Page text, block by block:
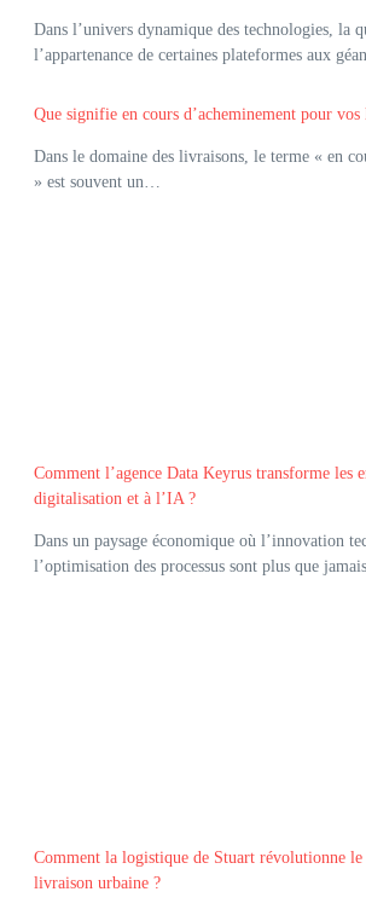
Dans l’univers dynamique des technologies, la
l’appartenance de certaines plateformes aux
Que signifie en cours d’acheminement pour vos
Dans le domaine des livraisons, le terme « en
» est souvent un…
Comment l’agence Data Keyrus transforme les
digitalisation et à l’IA ?
Dans un paysage économique où l’innovation
l’optimisation des processus sont plus que
Comment la logistique de Stuart révolutionne le
livraison urbaine ?